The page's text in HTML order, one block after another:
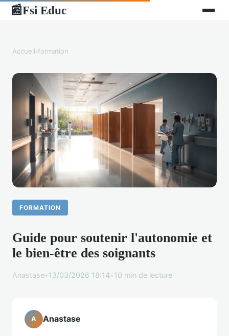
📰Fsi Educ
Accueil›formation
FORMATION
Guide pour soutenir l'autonomie et
le bien-être des soignants
Anastase•13/03/2026 18:14•10 min de lecture
A Anastase